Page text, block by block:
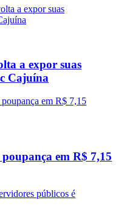
a expor suas
Cajuína
em R$ 7,15